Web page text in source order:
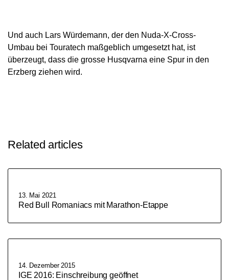
Und auch Lars Würdemann, der den Nuda-X-Cross-
Umbau bei Touratech maßgeblich umgesetzt hat, ist
überzeugt, dass die grosse Husqvarna eine Spur in den
Erzberg ziehen wird.
Related articles
13. Mai 2021
Red Bull Romaniacs mit Marathon-Etappe
14. Dezember 2015
IGE 2016: Einschreibung geöffnet